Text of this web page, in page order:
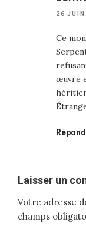
26
Ce
œuvre
Laisser un
Votre adresse
champs